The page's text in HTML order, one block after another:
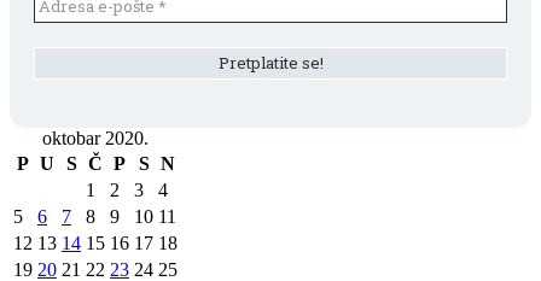
oktobar 2020.
P U S Č P S N
1
2 3
4
5
6 7 8 9 10 11
12 13 14 15 16 17 18
19 20 21 22 23 24 25